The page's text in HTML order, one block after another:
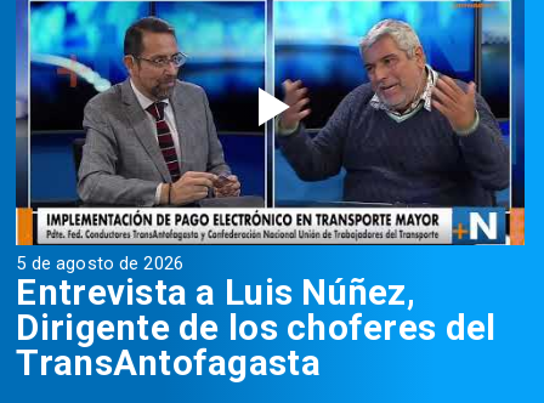
5 de agosto de 2026
Entrevista a Luis Núñez,
Dirigente de los choferes del
TransAntofagasta